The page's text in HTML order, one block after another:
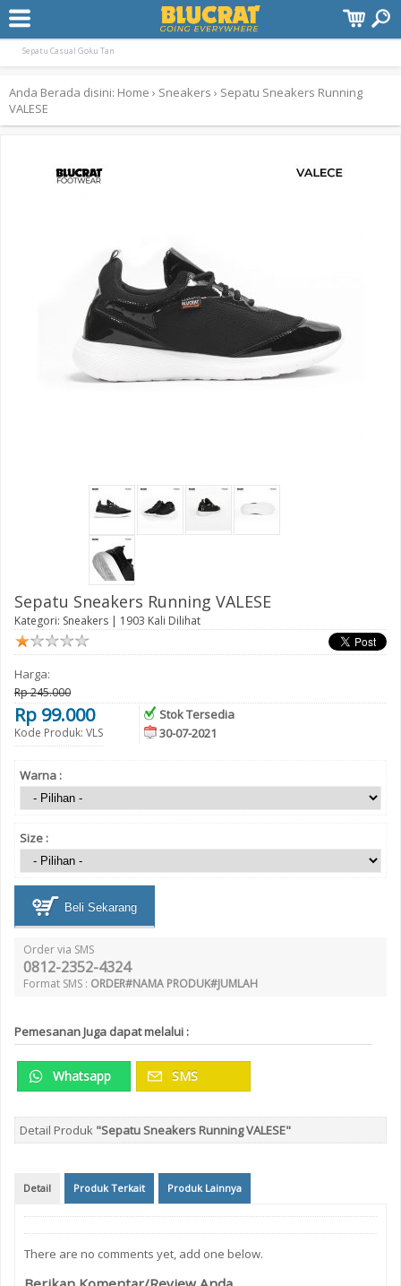
Terpopuler:
Sepatu Sneaker Frost Brown Sepatu Casual Trunk
Sepatu Casual Trunk Black
Sepatu Casual Goku Tan
Anda Berada disini: Home › Sneakers › Sepatu Sneakers Running
VALESE
Sepatu Sneakers Running VALESE
Kategori: Sneakers | 1903 Kali Dilihat
Harga:
Rp 245.000
Rp 99.000
Kode Produk: VLS
Stok Tersedia
30-07-2021
Warna :
Size :
Beli Sekarang
Order via SMS
0812-2352-4324
Format SMS : ORDER#NAMA PRODUK#JUMLAH
Pemesanan Juga dapat melalui :
Whatsapp SMS
Detail Produk "Sepatu Sneakers Running VALESE"
Detail Produk Terkait Produk Lainnya
There are no comments yet, add one below.